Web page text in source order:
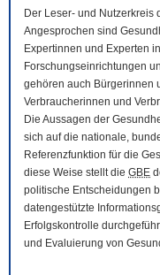
Der Leser- und Nutzerkreis
Angesprochen sind
Expertinnen und Experten
Forschungseinrichtungen
gehören auch Bürgerinnen
Verbraucherinnen und
Die Aussagen der
sich auf die nationale,
Referenzfunktion für die
diese Weise stellt die GBE
politische Entscheidungen
datengestützte
Erfolgskontrolle
und Evaluierung von